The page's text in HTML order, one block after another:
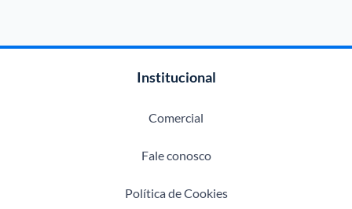
Institucional
Comercial
Fale conosco
Política de Cookies